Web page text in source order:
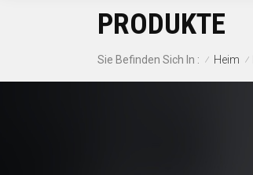
PRODUKTE
Sie Befinden Sich In : / Heim /